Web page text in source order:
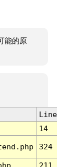
能的原
Line
14
324
211